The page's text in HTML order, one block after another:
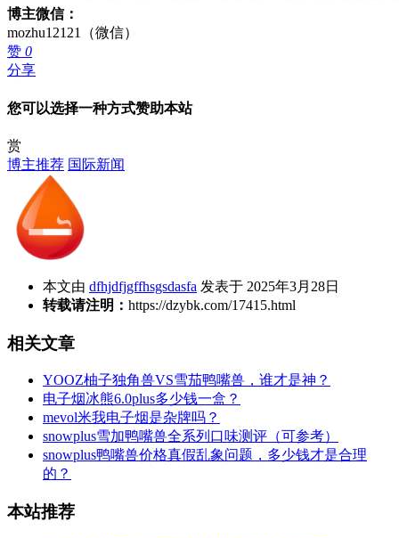
博主微信：
mozhu12121（微信）
赞 0
分享
您可以选择一种方式赞助本站
赏
博主推荐 国际新闻
本文由 dfhjdfjgffhsgsdasfa 发表于 2025年3月28日
转载请注明： https://dzybk.com/17415.html
相关文章
YOOZ柚子独角兽VS雪茄鸭嘴兽，谁才是神？
电子烟冰熊6.0plus多少钱一盒？
mevol米我电子烟是杂牌吗？
snowplus雪加鸭嘴兽全系列口味测评（可参考）
snowplus鸭嘴兽价格真假乱象问题，多少钱才是合理
的？
本站推荐